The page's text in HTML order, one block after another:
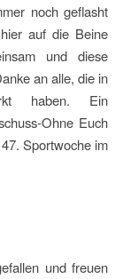
noch geflasht
auf die Beine
und diese
an alle, die in
haben. Ein
Ohne Euch
Sportwoche im
und freuen